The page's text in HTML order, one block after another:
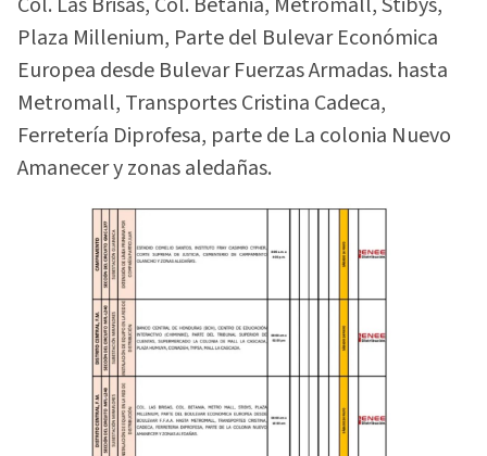
Plaza Millenium, Parte del Bulevar Económica
Europea desde Bulevar Fuerzas Armadas. hasta
Metromall, Transportes Cristina Cadeca,
Ferretería Diprofesa, parte de La colonia Nuevo
Amanecer y zonas aledañas.